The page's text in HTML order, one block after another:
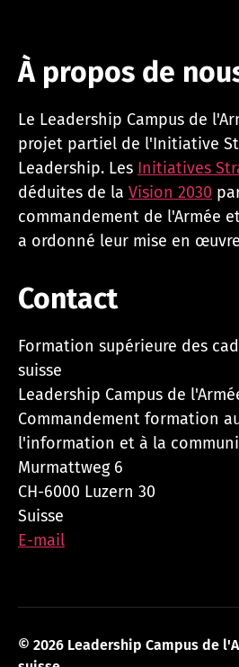
À propos de
Le Leadership Campus de
projet partiel de l'Initiative
Leadership. Les Initiatives
déduites de la Vision 2030
commandement de l'Armée
a ordonné leur mise en
Contact
Formation supérieure des
suisse
Leadership Campus de
Commandement formation
l'information et à la
Murmattweg 6
CH-6000 Luzern 30
Suisse
E-mail
© 2026 Leadership Campus de